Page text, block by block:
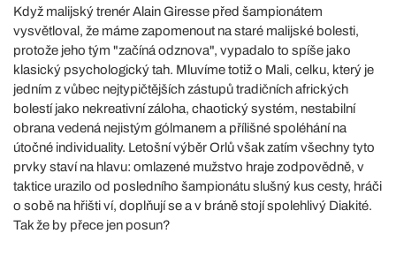
Když malijský trenér Alain Giresse před šampionátem
vysvětloval, že máme zapomenout na staré malijské bolesti,
protože jeho tým "začíná odznova", vypadalo to spíše jako
klasický psychologický tah. Mluvíme totiž o Mali, celku, který je
jedním z vůbec nejtypičtějších zástupů tradičních afrických
bolestí jako nekreativní záloha, chaotický systém, nestabilní
obrana vedená nejistým gólmanem a přílišné spoléhání na
útočné individuality. Letošní výběr Orlů však zatím všechny tyto
prvky staví na hlavu: omlazené mužstvo hraje zodpovědně, v
taktice urazilo od posledního šampionátu slušný kus cesty, hráči
o sobě na hřišti ví, doplňují se a v bráně stojí spolehlivý Diakité.
Tak že by přece jen posun?